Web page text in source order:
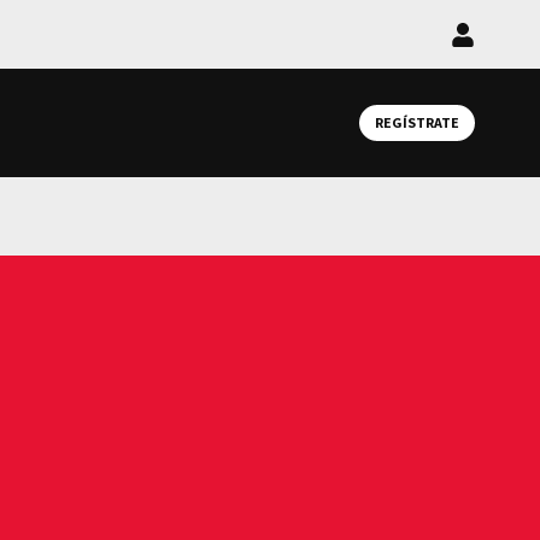
Iniciar
REGÍSTRATE